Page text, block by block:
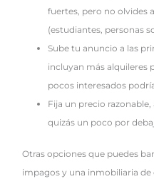
fuertes, pero no olvides
(estudiantes, personas
Sube tu anuncio a las
incluyan más alquileres
pocos interesados
Fija un precio
quizás un poco por
Otras opciones que puedes
impagos y una inmobiliaria de